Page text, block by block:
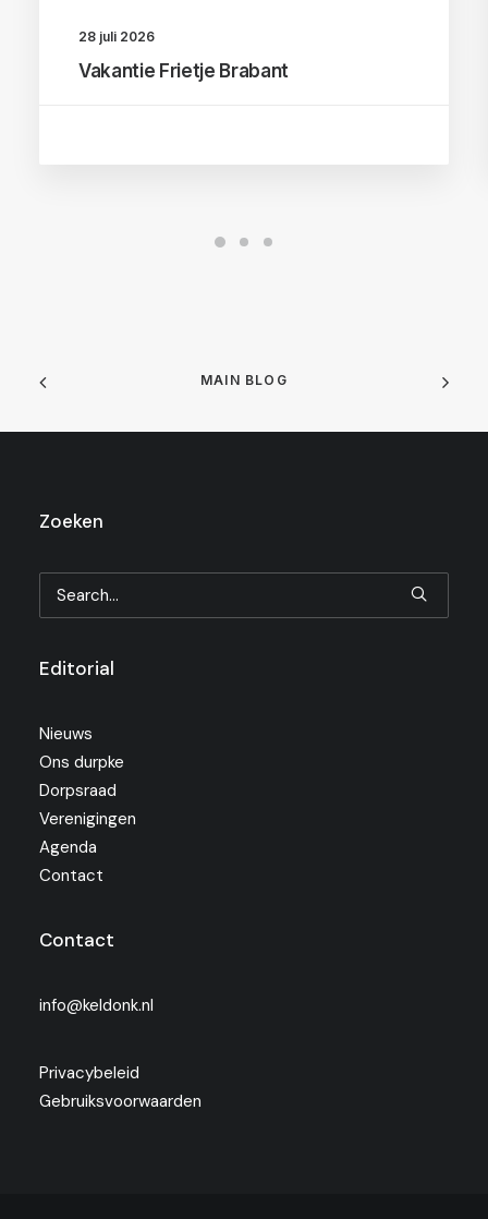
28 juli 2026
Vakantie Frietje Brabant
MAIN BLOG
Zoeken
Editorial
Nieuws
Ons durpke
Dorpsraad
Verenigingen
Agenda
Contact
Contact
info@keldonk.nl
Privacybeleid
Gebruiksvoorwaarden